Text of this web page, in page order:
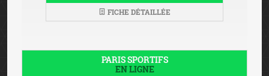
FICHE DÉTAILLÉE
PARIS SPORTIFS
EN LIGNE